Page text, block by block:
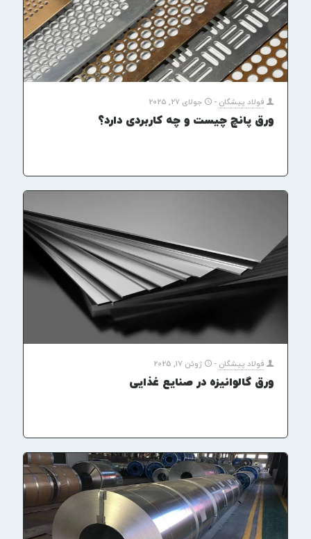
فولاد پیشگان - جولای 27, 2025
ورق پانچ چیست و چه کاربردی دارد؟
فولاد پیشگان - ژوئن 17, 2025
ورق گالوانیزه در صنایع غذایی